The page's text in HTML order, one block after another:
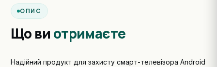
ОПИС
Що ви отримаєте
Надійний продукт для захисту смарт-телевізора Android